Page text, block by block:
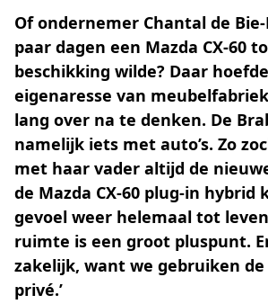
Of ondernemer Chantal de
paar dagen een Mazda CX-60
beschikking wilde? Daar
eigenaresse van
lang over na te denken. De
namelijk iets met auto’s. Zo
met haar vader altijd de
de Mazda CX-60 plug-in hybrid
gevoel weer helemaal tot
ruimte is een groot pluspunt.
zakelijk, want we gebruiken
privé.’